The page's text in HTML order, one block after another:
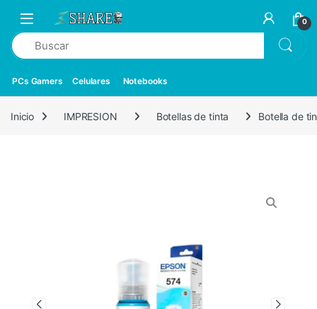
0
PCs Gamers Celulares Notebooks
Inicio IMPRESION Botellas de tinta Botella de